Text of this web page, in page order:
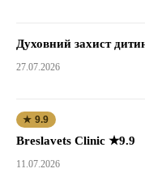
Духовний захист
27.07.2026
★ 9.9
Breslavets Clinic ★9.9
11.07.2026